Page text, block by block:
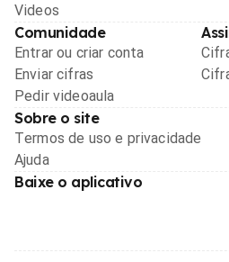
Videos
Comunidade
Entrar ou criar conta
Enviar cifras
Pedir videoaula
Sobre o site
Termos de uso e privacidade
Ajuda
Baixe o aplicativo